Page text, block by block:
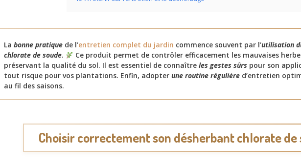
La bonne pratique de l’entretien complet du jardin commence souvent par l’utilisation
chlorate de soude.
Ce produit permet de contrôler efficacement les mauvaises
préservant la qualité du sol. Il est essentiel de connaître les gestes sûrs pour son
tout risque pour vos plantations. Enfin, adopter une routine régulière d’entretien
au fil des saisons.
Choisir correctement son désherbant chlorate de